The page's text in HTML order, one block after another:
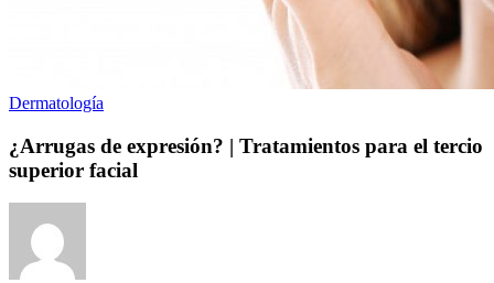
Dermatología
¿Arrugas de expresión? | Tratamientos para el tercio
superior facial